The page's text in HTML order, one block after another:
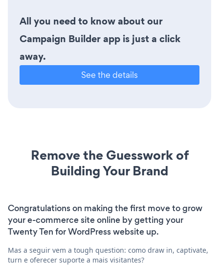
All you need to know about our
Campaign Builder app is just a click
away.
See the details
Remove the Guesswork of
Building Your Brand
Congratulations on making the first move to grow
your e-commerce site online by getting your
Twenty Ten for WordPress website up.
Mas a seguir vem a tough question: como draw in, captivate,
turn e oferecer suporte a mais visitantes?